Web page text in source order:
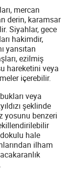
mercan
derin, karamsar
Siyahlar, gece
hakimdir,
yansıtan
ezilmiş
hareketini veya
içerebilir.
veya
şeklinde
yosunu benzeri
hale
ilham